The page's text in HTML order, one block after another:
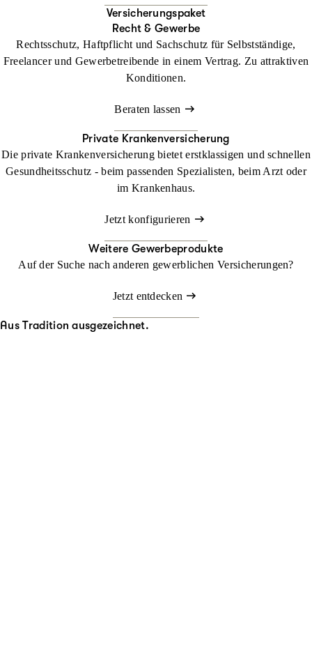
Versicherungspaket
Recht & Gewerbe
Rechtsschutz, Haftpflicht und Sachschutz für Selbstständige,
Freelancer und Gewerbetreibende in einem Vertrag. Zu attraktiven
Konditionen.
Beraten lassen
Private Krankenversicherung
Die private Krankenversicherung bietet erstklassigen und schnellen
Gesundheitsschutz - beim passenden Spezialisten, beim Arzt oder
im Krankenhaus.
Jetzt konfigurieren
Weitere Gewerbeprodukte
Auf der Suche nach anderen gewerblichen Versicherungen?
Jetzt entdecken
Aus Tradition ausgezeichnet.